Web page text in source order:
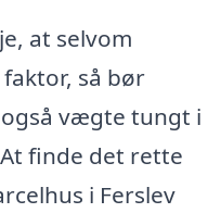
at selvom
så bør
vægte tungt i
finde det rette
i Ferslev